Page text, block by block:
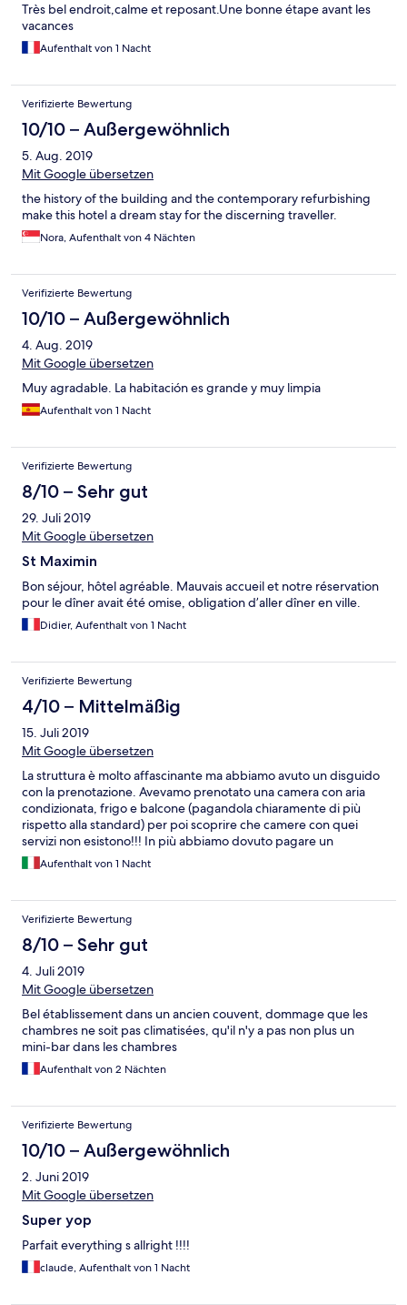
Très bel endroit,calme et reposant.Une bonne étape avant les
vacances
Aufenthalt von 1 Nacht
Verifizierte Bewertung
10/10 – Außergewöhnlich
5. Aug. 2019
Mit Google übersetzen
the history of the building and the contemporary refurbishing
make this hotel a dream stay for the discerning traveller.
Nora, Aufenthalt von 4 Nächten
Verifizierte Bewertung
10/10 – Außergewöhnlich
4. Aug. 2019
Mit Google übersetzen
Muy agradable. La habitación es grande y muy limpia
Aufenthalt von 1 Nacht
Verifizierte Bewertung
8/10 – Sehr gut
29. Juli 2019
Mit Google übersetzen
St Maximin
Bon séjour, hôtel agréable. Mauvais accueil et notre réservation
pour le dîner avait été omise, obligation d’aller dîner en ville.
Didier, Aufenthalt von 1 Nacht
Verifizierte Bewertung
4/10 – Mittelmäßig
15. Juli 2019
Mit Google übersetzen
La struttura è molto affascinante ma abbiamo avuto un disguido
con la prenotazione. Avevamo prenotato una camera con aria
condizionata, frigo e balcone (pagandola chiaramente di più
rispetto alla standard) per poi scoprire che camere con quei
servizi non esistono!!! In più abbiamo dovuto pagare un
supplemento per il nostro cane (cosa che al momento della
prenotazione non era stato accennata) e per poter parcheggiare
supplemento
Aufenthalt von 1 Nacht
Verifizierte Bewertung
8/10 – Sehr gut
4. Juli 2019
Mit Google übersetzen
Bel établissement dans un ancien couvent, dommage que les
chambres ne soit pas climatisées, qu'il n'y a pas non plus un
mini-bar dans les chambres
Aufenthalt von 2 Nächten
Verifizierte Bewertung
10/10 – Außergewöhnlich
2. Juni 2019
Mit Google übersetzen
Super yop
Parfait everything s allright !!!!
claude, Aufenthalt von 1 Nacht